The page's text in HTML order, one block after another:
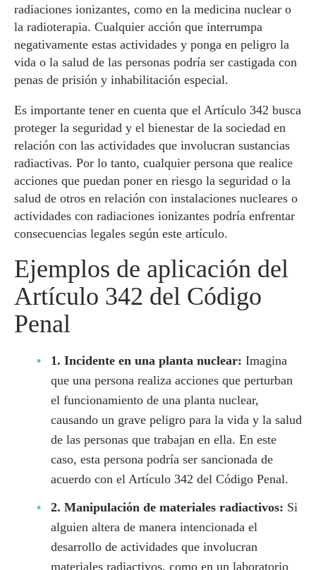
radiaciones ionizantes, como en la medicina nuclear o
la radioterapia. Cualquier acción que interrumpa
negativamente estas actividades y ponga en peligro la
vida o la salud de las personas podría ser castigada con
penas de prisión y inhabilitación especial.
Es importante tener en cuenta que el Artículo 342 busca
proteger la seguridad y el bienestar de la sociedad en
relación con las actividades que involucran sustancias
radiactivas. Por lo tanto, cualquier persona que realice
acciones que puedan poner en riesgo la seguridad o la
salud de otros en relación con instalaciones nucleares o
actividades con radiaciones ionizantes podría enfrentar
consecuencias legales según este artículo.
Ejemplos de aplicación del
Artículo 342 del Código
Penal
1. Incidente en una planta nuclear: Imagina
que una persona realiza acciones que perturban
el funcionamiento de una planta nuclear,
causando un grave peligro para la vida y la salud
de las personas que trabajan en ella. En este
caso, esta persona podría ser sancionada de
acuerdo con el Artículo 342 del Código Penal.
2. Manipulación de materiales radiactivos: Si
alguien altera de manera intencionada el
desarrollo de actividades que involucran
materiales radiactivos, como en un laboratorio